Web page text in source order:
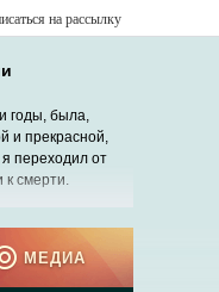
на рассылку
годы, была,
и прекрасной,
я переходил от
к смерти.
МЕДИА